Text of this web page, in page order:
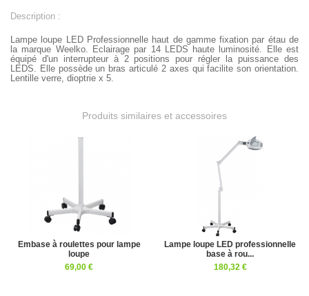
Description :
Lampe loupe LED Professionnelle haut de gamme fixation par étau de
la marque Weelko. Eclairage par 14 LEDS haute luminosité. Elle est
équipé d'un interrupteur à 2 positions pour régler la puissance des
LEDS. Elle possède un bras articulé 2 axes qui facilite son orientation.
Lentille verre, dioptrie x 5.
Produits similaires et accessoires
Embase à roulettes pour lampe
loupe
69,00 €
Lampe loupe LED professionnelle
base à rou...
180,32 €